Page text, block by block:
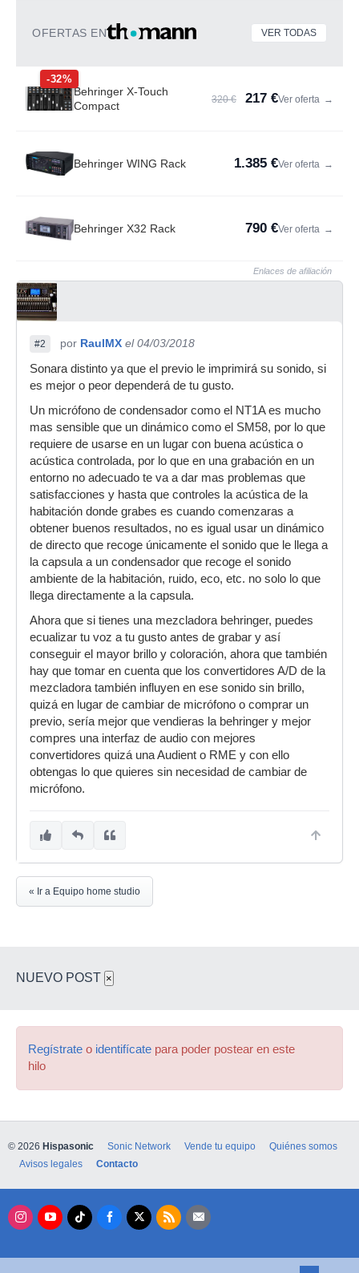
OFERTAS EN VER TODAS
-32%
Behringer X-Touch
Compact
320 € 217 €Ver oferta →
Behringer WING Rack 1.385 €Ver oferta →
Behringer X32 Rack 790 €Ver oferta →
Enlaces de afiliación
#2 por RaulMX el 04/03/2018
Sonara distinto ya que el previo le imprimirá su sonido, si
es mejor o peor dependerá de tu gusto.
Un micrófono de condensador como el NT1A es mucho
mas sensible que un dinámico como el SM58, por lo que
requiere de usarse en un lugar con buena acústica o
acústica controlada, por lo que en una grabación en un
entorno no adecuado te va a dar mas problemas que
satisfacciones y hasta que controles la acústica de la
habitación donde grabes es cuando comenzaras a
obtener buenos resultados, no es igual usar un dinámico
de directo que recoge únicamente el sonido que le llega a
la capsula a un condensador que recoge el sonido
ambiente de la habitación, ruido, eco, etc. no solo lo que
llega directamente a la capsula.
Ahora que si tienes una mezcladora behringer, puedes
ecualizar tu voz a tu gusto antes de grabar y así
conseguir el mayor brillo y coloración, ahora que también
hay que tomar en cuenta que los convertidores A/D de la
mezcladora también influyen en ese sonido sin brillo,
quizá en lugar de cambiar de micrófono o comprar un
previo, sería mejor que vendieras la behringer y mejor
compres una interfaz de audio con mejores
convertidores quizá una Audient o RME y con ello
obtengas lo que quieres sin necesidad de cambiar de
micrófono.
« Ir a Equipo home studio
NUEVO POST ×
Regístrate o identifícate para poder postear en este
hilo
© 2026 Hispasonic Sonic Network Vende tu equipo
Quiénes somos
Avisos legales
Contacto